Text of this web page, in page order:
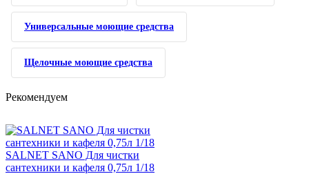
Универсальные моющие средства
Щелочные моющие средства
Рекомендуем
SALNET SANO Для чистки
сантехники и кафеля 0,75л 1/18